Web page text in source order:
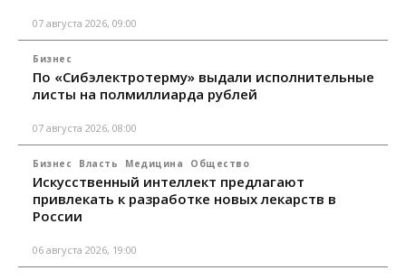
07 августа 2026, 09:00
Бизнес
По «Сибэлектротерму» выдали исполнительные
листы на полмиллиарда рублей
07 августа 2026, 08:00
Бизнес Власть Медицина Общество
Искусственный интеллект предлагают
привлекать к разработке новых лекарств в
России
06 августа 2026, 19:00